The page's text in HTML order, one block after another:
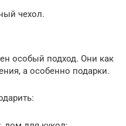
чехол.
особый подход. Они как
а особенно подарки.